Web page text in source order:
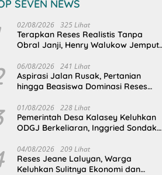
SEVEN NEWS
02/08/2026 325 Lihat
Terapkan Reses Realistis Tanpa
Obral Janji, Henry Walukow Jemput
Desa
06/08/2026 241 Lihat
Aspirasi Jalan Rusak, Pertanian
hingga Beasiswa Dominasi Reses
01/08/2026 228 Lihat
Pemerintah Desa Kalasey Keluhkan
ODGJ Berkeliaran, Inggried Sondakh
04/08/2026 209 Lihat
Reses Jeane Laluyan, Warga
Keluhkan Sulitnya Ekonomi dan